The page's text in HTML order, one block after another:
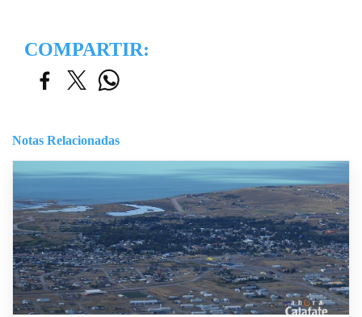
COMPARTIR:
Notas Relacionadas